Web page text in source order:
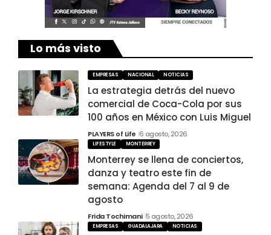
Lo más visto
EMPRESAS NACIONAL NOTICIAS
La estrategia detrás del nuevo
comercial de Coca-Cola por sus
100 años en México con Luis Miguel
PLAYERS of Life 6 agosto, 2026
LIFESTYLE MONTERREY
Monterrey se llena de conciertos,
danza y teatro este fin de
semana: Agenda del 7 al 9 de
agosto
Frida Tochimani 5 agosto, 2026
EMPRESAS GUADALAJARA NOTICIAS